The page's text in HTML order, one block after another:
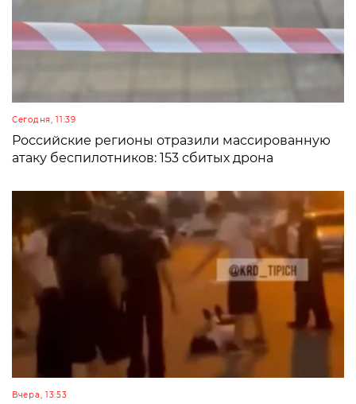
Сегодня, 11:39
Российские регионы отразили массированную
атаку беспилотников: 153 сбитых дрона
Вчера, 13:53